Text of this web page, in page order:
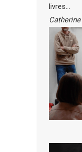
livres…
Catherine